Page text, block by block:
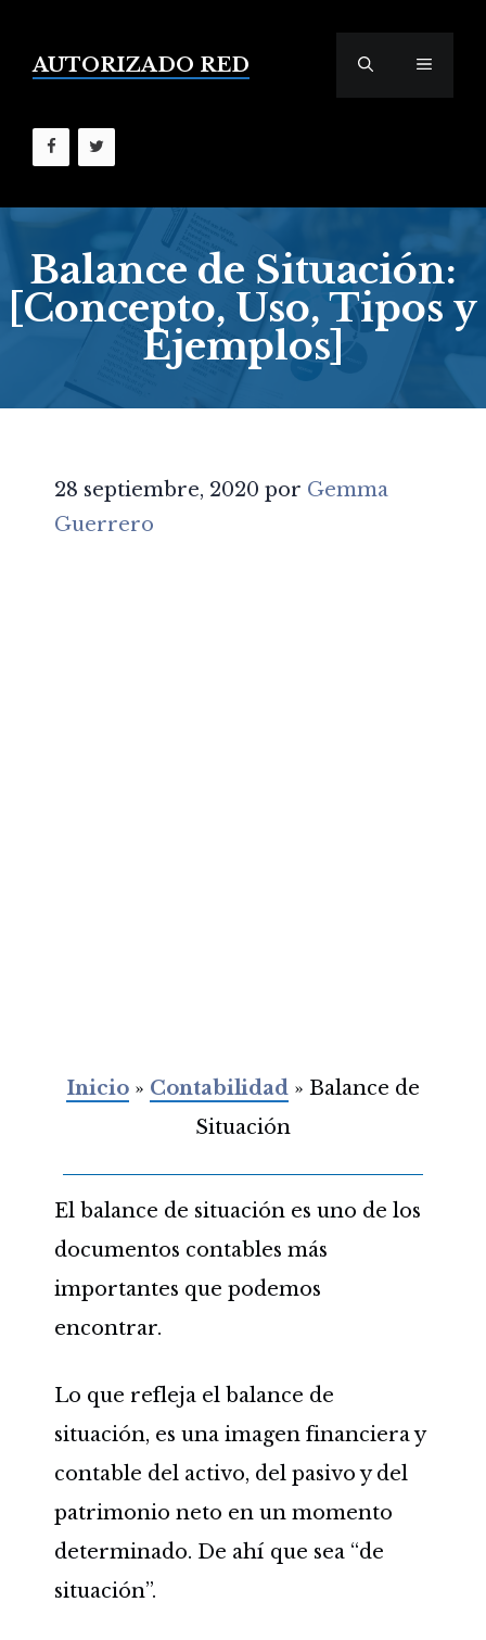
contenido
AUTORIZADO RED MENÚ
Balance de Situación:
[Concepto, Uso, Tipos y
Ejemplos]
28 septiembre, 2020 por Gemma
Guerrero
Inicio» Contabilidad »Balance de
Situación
El balance de situación es uno de los
documentos contables más
importantes que podemos
encontrar.
Lo que refleja el balance de
situación, es una imagen financiera y
contable del activo, del pasivo y del
patrimonio neto en un momento
determinado. De ahí que sea “de
situación”.